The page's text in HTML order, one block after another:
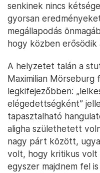
senkinek nincs
gyorsan
megállapodás
hogy közben erősödik
A helyzetet talán a
Maximilian Mörseburg
legkifejezőbben:
elégedettségként”
tapasztalható
aligha születhetett
nagy párt között,
volt, hogy kritikus volt
egyszer majdnem fel